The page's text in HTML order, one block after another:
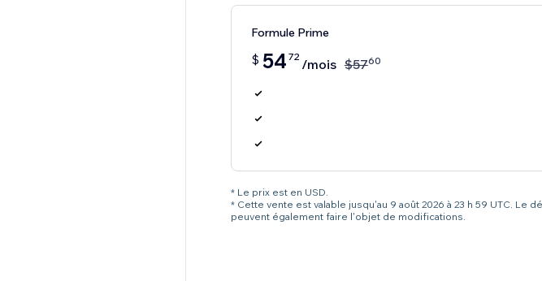
Formule Prime
$ 54 72 /mois $5760
* Le prix est en USD.
* Cette vente est valable jusqu'au 9 août 2026 à 23 h 59 UTC.
peuvent également faire l'objet de modifications.